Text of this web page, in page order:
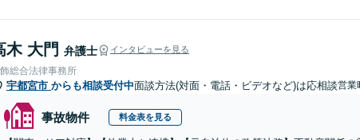
木 大門 弁護士 インタビューを見る
総合法律事務所
宇都宮市 からも相談受付中面談方法(対面・電話・ビデオなど)は応相談営業
事故物件 料金表を見る